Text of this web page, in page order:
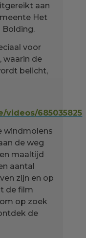
aan
Het
Bolding.
voor
waarin de
belicht,
videos/685035825
windmolens
de weg
maaltijd
aantal
zijn en op
de film
op zoek
de